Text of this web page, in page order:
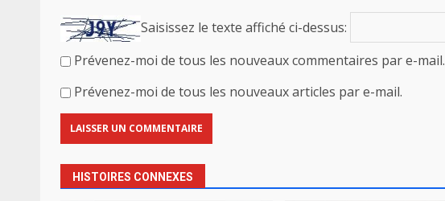
Saisissez le texte affiché ci-dessus:
Prévenez-moi de tous les nouveaux commentaires par e-mail.
Prévenez-moi de tous les nouveaux articles par e-mail.
HISTOIRES CONNEXES